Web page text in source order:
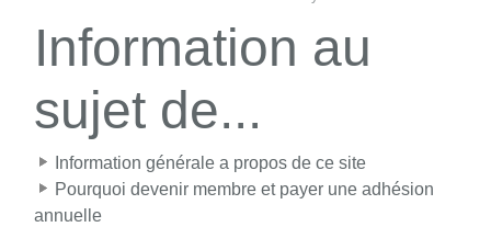
Information au
sujet de...
Information générale a propos de ce site
Pourquoi devenir membre et payer une adhésion
annuelle